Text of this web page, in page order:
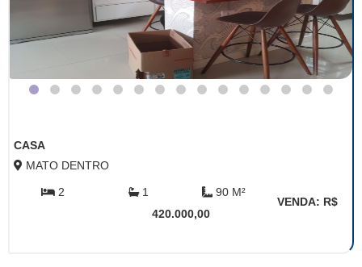
CASA
MATO DENTRO
2 1 90 M²
VENDA: R$
420.000,00